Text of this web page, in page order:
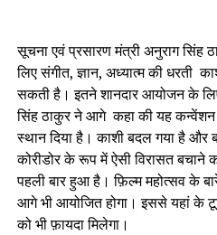
सूचना एवं प्रसारण मंत्री अनुराग सिंह
लिए संगीत, ज्ञान, अध्यात्म की धरती
सकती है। इतने शानदार आयोजन के
सिंह ठाकुर ने आगे कहा की यह कन्वेंशन
स्थान दिया है। काशी बदल गया है और
कोरीडोर के रूप में ऐसी विरासत बचाने
पहली बार हुआ है। फ़िल्म महोत्सव के
आगे भी आयोजित होगा। इससे यहां के
को भी फ़ायदा मिलेगा।